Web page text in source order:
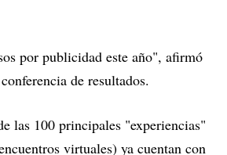
por publicidad este año", afirmó
de resultados.
las 100 principales "experiencias"
virtuales) ya cuentan con